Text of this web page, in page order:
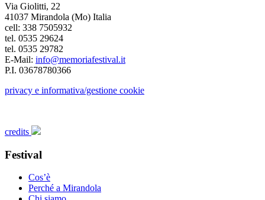
Via Giolitti, 22
41037 Mirandola (Mo) Italia
cell: 338 7505932
tel. 0535 29624
tel. 0535 29782
E-Mail: info@memoriafestival.it
P.I. 03678780366
privacy e informativa/gestione cookie
credits
Festival
Cos’è
Perché a Mirandola